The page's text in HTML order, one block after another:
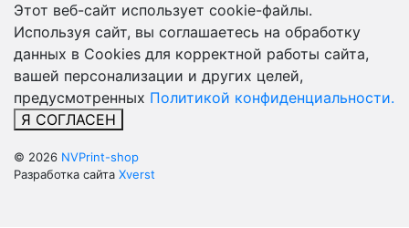
Этот веб-сайт использует cookie-файлы.
Используя сайт, вы соглашаетесь на обработку
данных в Cookies для корректной работы сайта,
вашей персонализации и других целей,
предусмотренных Политикой конфиденциальности.
Я СОГЛАСЕН
© 2026 NVPrint-shop
Разработка сайта Xverst